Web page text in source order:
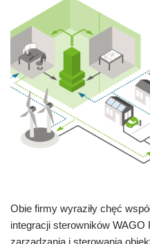
Obie firmy wyraziły chęć
integracji sterowników WAGO
zarządzania i sterowania